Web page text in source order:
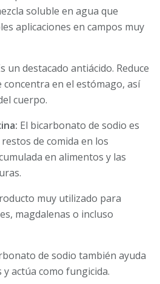
soluble en agua que
aplicaciones en campos muy
un destacado antiácido. Reduce
concentra en el estómago, así
cuerpo.
El bicarbonato de sodio es
de comida en los
en alimentos y las
muy utilizado para
magdalenas o incluso
de sodio también ayuda
actúa como fungicida.